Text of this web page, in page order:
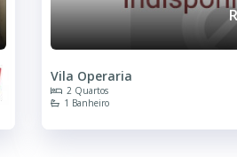
Vila Operaria
2 Quartos
1 Banheiro